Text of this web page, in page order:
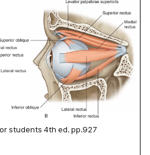
students 4th ed. pp.927